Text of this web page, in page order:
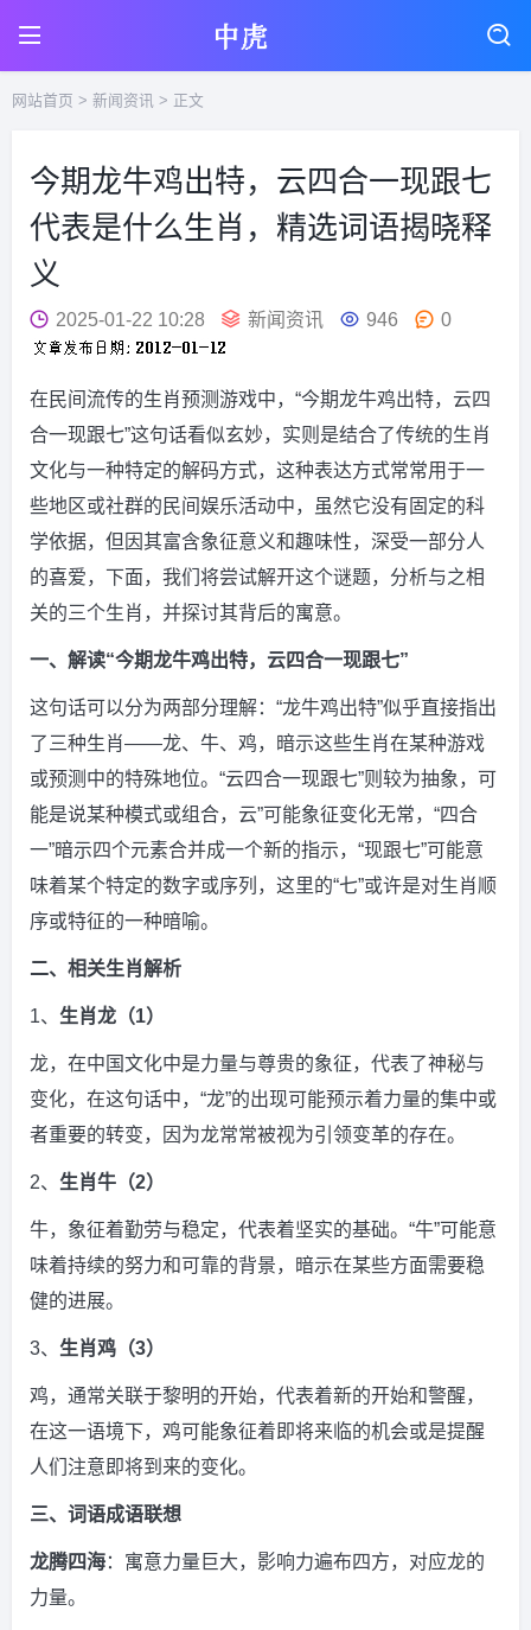
网站首页 > 新闻资讯 > 正文
今期龙牛鸡出特，云四合一现跟七
代表是什么生肖，精选词语揭晓释
义
2025-01-22 10:28 新闻资讯 946 0
在民间流传的生肖预测游戏中，“今期龙牛鸡出特，云四
合一现跟七”这句话看似玄妙，实则是结合了传统的生肖
文化与一种特定的解码方式，这种表达方式常常用于一
些地区或社群的民间娱乐活动中，虽然它没有固定的科
学依据，但因其富含象征意义和趣味性，深受一部分人
的喜爱，下面，我们将尝试解开这个谜题，分析与之相
关的三个生肖，并探讨其背后的寓意。
一、解读“今期龙牛鸡出特，云四合一现跟七”
这句话可以分为两部分理解：“龙牛鸡出特”似乎直接指出
了三种生肖——龙、牛、鸡，暗示这些生肖在某种游戏
或预测中的特殊地位。“云四合一现跟七”则较为抽象，可
能是说某种模式或组合，云”可能象征变化无常，“四合
一”暗示四个元素合并成一个新的指示，“现跟七”可能意
味着某个特定的数字或序列，这里的“七”或许是对生肖顺
序或特征的一种暗喻。
二、相关生肖解析
1、 生肖龙（1）
龙，在中国文化中是力量与尊贵的象征，代表了神秘与
变化，在这句话中，“龙”的出现可能预示着力量的集中或
者重要的转变，因为龙常常被视为引领变革的存在。
2、 生肖牛（2）
牛，象征着勤劳与稳定，代表着坚实的基础。“牛”可能意
味着持续的努力和可靠的背景，暗示在某些方面需要稳
健的进展。
3、 生肖鸡（3）
鸡，通常关联于黎明的开始，代表着新的开始和警醒，
在这一语境下，鸡可能象征着即将来临的机会或是提醒
人们注意即将到来的变化。
三、词语成语联想
龙腾四海：寓意力量巨大，影响力遍布四方，对应龙的
力量。